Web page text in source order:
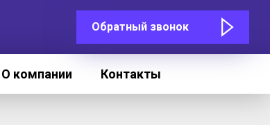
Обратный звонок
О компании Контакты